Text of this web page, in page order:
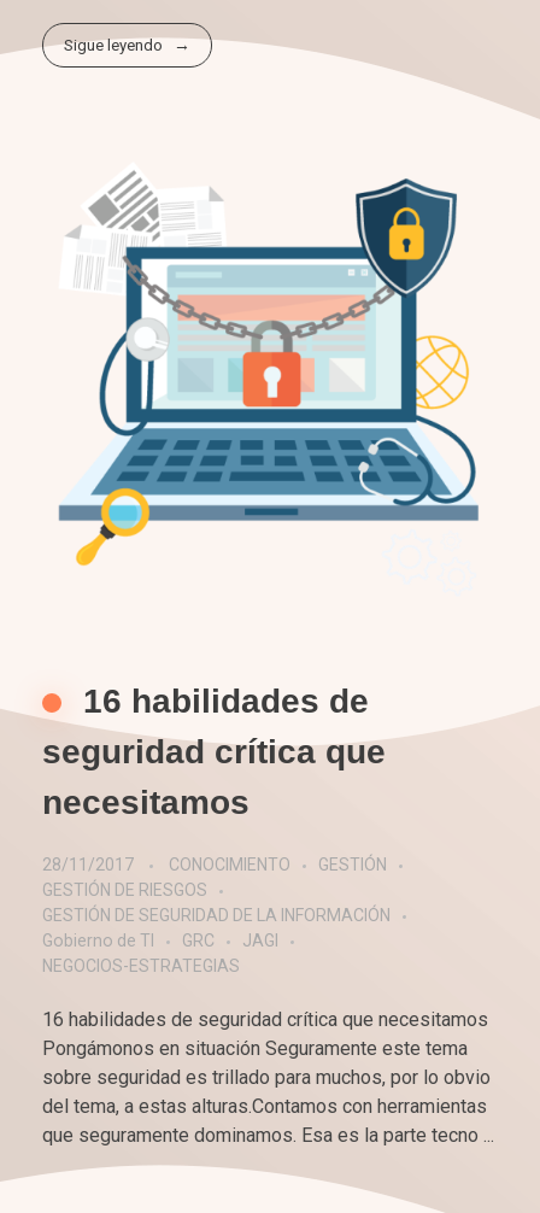
Sigue leyendo
16 habilidades de
seguridad crítica que
necesitamos
28/11/2017 CONOCIMIENTO
GESTIÓN
GESTIÓN DE RIESGOS
GESTIÓN DE SEGURIDAD DE LA INFORMACIÓN
Gobierno de TI
GRC
JAGI
NEGOCIOS-ESTRATEGIAS
16 habilidades de seguridad crítica que necesitamos
Pongámonos en situación Seguramente este tema
sobre seguridad es trillado para muchos, por lo obvio
del tema, a estas alturas.Contamos con herramientas
que seguramente dominamos. Esa es la parte tecno ...